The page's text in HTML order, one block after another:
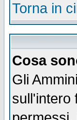
Torna in
Cosa
Gli
sull'intero